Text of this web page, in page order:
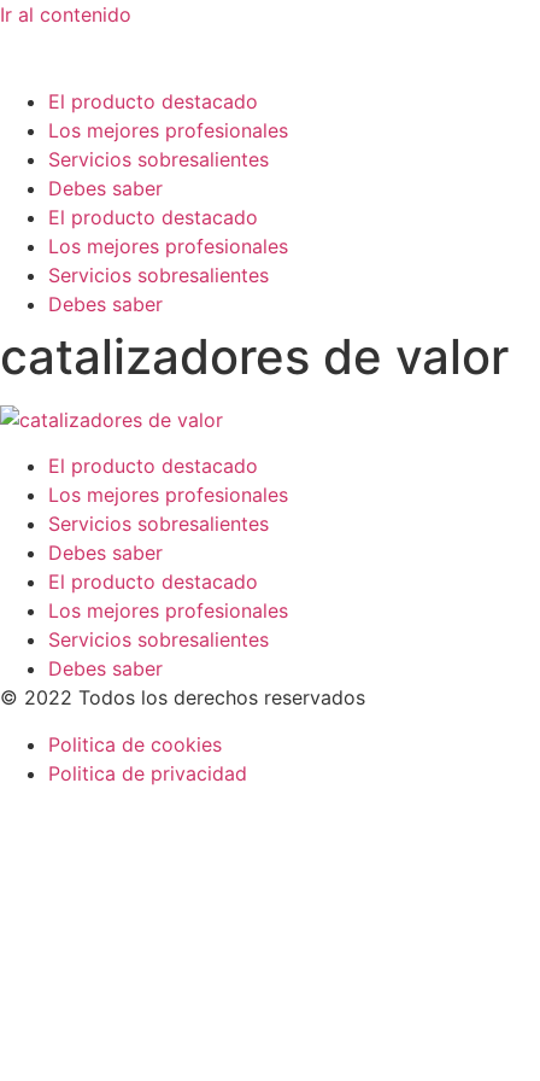
Ir al contenido
El producto destacado
Los mejores profesionales
Servicios sobresalientes
Debes saber
El producto destacado
Los mejores profesionales
Servicios sobresalientes
Debes saber
catalizadores de valor
El producto destacado
Los mejores profesionales
Servicios sobresalientes
Debes saber
El producto destacado
Los mejores profesionales
Servicios sobresalientes
Debes saber
© 2022 Todos los derechos reservados
Politica de cookies
Politica de privacidad